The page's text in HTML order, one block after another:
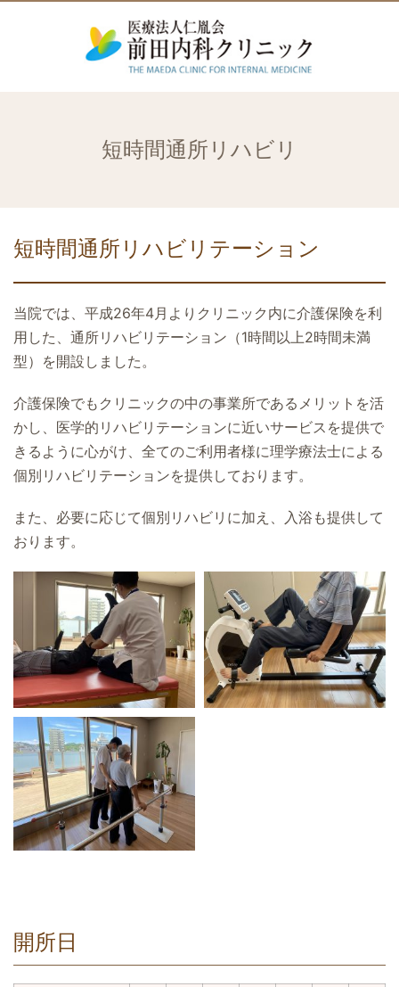
短時間通所リハビリ
短時間通所リハビリテーション
当院では、平成26年4月よりクリニック内に介護保険を利
用した、通所リハビリテーション（1時間以上2時間未満
型）を開設しました。
介護保険でもクリニックの中の事業所であるメリットを活
かし、医学的リハビリテーションに近いサービスを提供で
きるように心がけ、全てのご利用者様に理学療法士による
個別リハビリテーションを提供しております。
また、必要に応じて個別リハビリに加え、入浴も提供して
おります。
開所日